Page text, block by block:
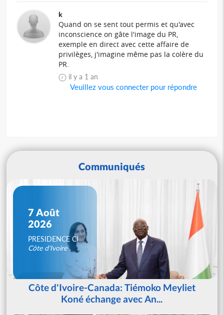
k
Quand on se sent tout permis et qu'avec
inconscience on gâte l'image du PR,
exemple en direct avec cette affaire de
privilèges, j'imagine même pas la colère du
PR.
il y a 1 an
Veuillez vous connecter pour répondre
Communiqués
7 Août
2026
PRESIDENCE CI
Côte d'Ivoire
Côte d'Ivoire-Canada: Tiémoko Meyliet
Koné échange avec An...